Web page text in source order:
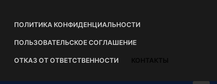
ПОЛИТИКА КОНФИДЕНЦИАЛЬНОСТИ
ПОЛЬЗОВАТЕЛЬСКОЕ СОГЛАШЕНИЕ
ОТКАЗ ОТ ОТВЕТСТВЕННОСТИ КОНТАКТЫ